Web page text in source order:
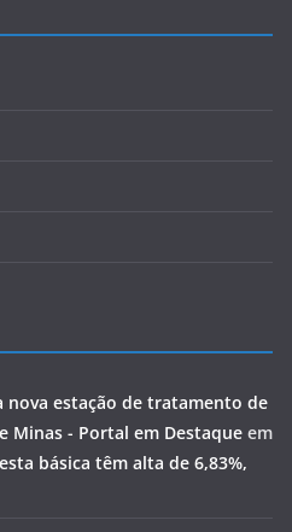
nova estação de tratamento de
Minas - Portal em Destaque em
básica têm alta de 6,83%,